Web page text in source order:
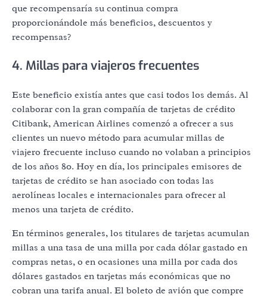
que recompensaría su continua compra
proporcionándole más beneficios, descuentos y
recompensas?
4. Millas para viajeros frecuentes
Este beneficio existía antes que casi todos los demás. Al
colaborar con la gran compañía de tarjetas de crédito
Citibank, American Airlines comenzó a ofrecer a sus
clientes un nuevo método para acumular millas de
viajero frecuente incluso cuando no volaban a principios
de los años 80. Hoy en día, los principales emisores de
tarjetas de crédito se han asociado con todas las
aerolíneas locales e internacionales para ofrecer al
menos una tarjeta de crédito.
En términos generales, los titulares de tarjetas acumulan
millas a una tasa de una milla por cada dólar gastado en
compras netas, o en ocasiones una milla por cada dos
dólares gastados en tarjetas más económicas que no
cobran una tarifa anual. El boleto de avión que compre